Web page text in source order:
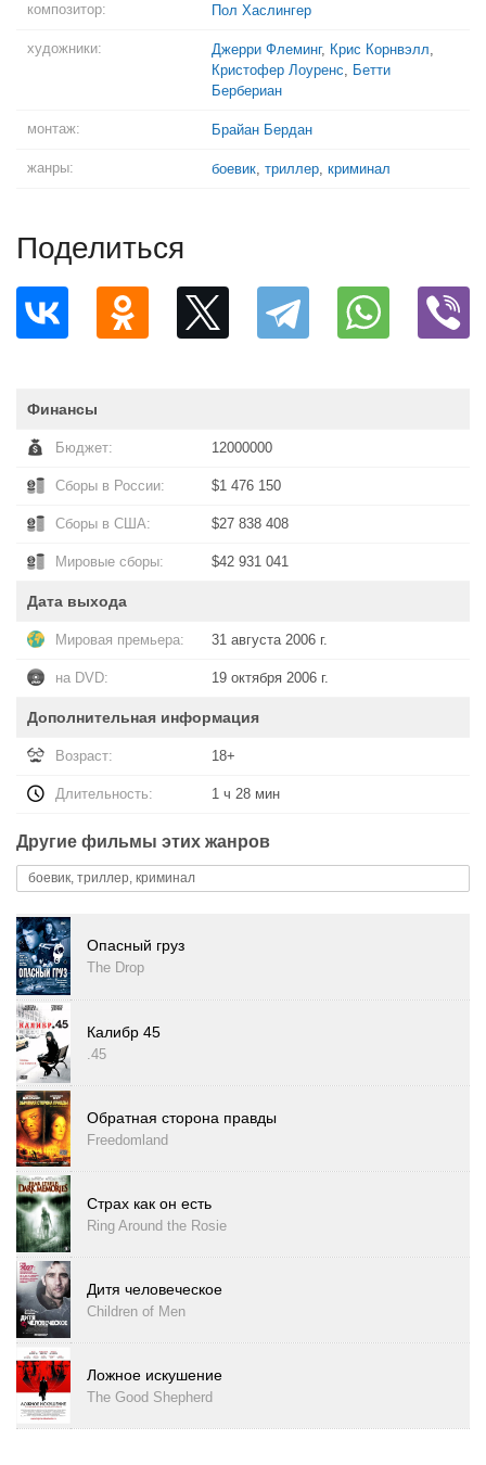
композитор: Пол Хаслингер
художники: Джерри Флеминг, Крис Корнвэлл,
Кристофер Лоуренс, Бетти
Бербериан
монтаж: Брайан Бердан
жанры: боевик, триллер, криминал
Поделиться
Финансы
Бюджет: 12000000
Сборы в России: $1 476 150
Сборы в США: $27 838 408
Мировые сборы: $42 931 041
Дата выхода
Мировая премьера: 31 августа 2006 г.
на DVD: 19 октября 2006 г.
Дополнительная информация
Возраст: 18+
Длительность: 1 ч 28 мин
Другие фильмы этих жанров
боевик, триллер, криминал
Опасный груз
The Drop
Калибр 45
.45
Обратная сторона правды
Freedomland
Страх как он есть
Ring Around the Rosie
Дитя человеческое
Children of Men
Ложное искушение
The Good Shepherd